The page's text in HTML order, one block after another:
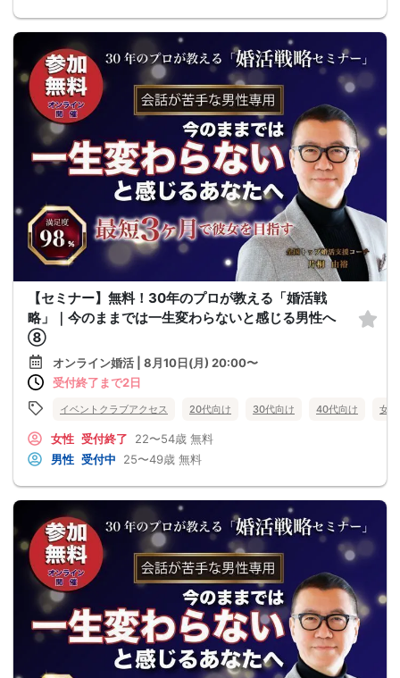
【セミナー】無料！30年のプロが教える「婚活戦
略」｜今のままでは一生変わらないと感じる男性へ
⑧
オンライン婚活 | 8月10日(月) 20:00〜
受付終了まで2日
イベントクラブアクセス 20代向け 30代向け 40代向け 女
女性 受付終了 22〜54歳 無料
男性 受付中 25〜49歳 無料